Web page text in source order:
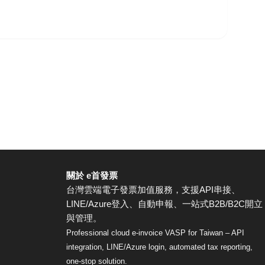
關於 e首發票
台灣雲端電子發票加值服務，支援API串接、
LINE/Azure登入、自動申報、一站式B2B/B2C開立
與管理。
Professional cloud e-invoice VASP for Taiwan – API
integration, LINE/Azure login, automated tax reporting,
one-stop solution.